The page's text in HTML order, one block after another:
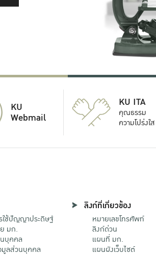
KU
Webmail
KU ITA
คุณธรรม
ความโปร่งใส
ใช้ปัญญาประดิษฐ์
มก.
บุคคล
ลส่วนบุคคล
ลิงก์ที่เกี่ยวข้อง
หมายเลขโทรศัพท์
ลิงก์ด่วน
แผนที่ มก.
แผนผังเว็บไซต์